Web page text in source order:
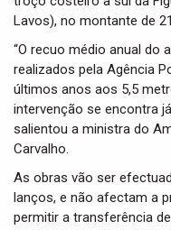
Lavos), no montante de
“O recuo médio anual do
realizados pela Agência
últimos anos aos 5,5
intervenção se encontra
salientou a ministra do
Carvalho.
As obras vão ser
lanços, e não afectam a
permitir a transferência